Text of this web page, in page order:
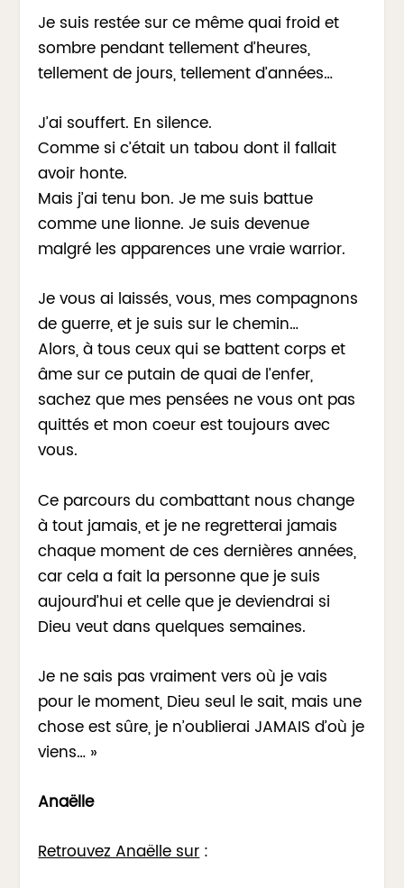
Je suis restée sur ce même quai froid et
sombre pendant tellement d’heures,
tellement de jours, tellement d’années…
J’ai souffert. En silence.
Comme si c’était un tabou dont il fallait
avoir honte.
Mais j’ai tenu bon. Je me suis battue
comme une lionne. Je suis devenue
malgré les apparences une vraie warrior.
Je vous ai laissés, vous, mes compagnons
de guerre, et je suis sur le chemin…
Alors, à tous ceux qui se battent corps et
âme sur ce putain de quai de l’enfer,
sachez que mes pensées ne vous ont pas
quittés et mon coeur est toujours avec
vous.
Ce parcours du combattant nous change
à tout jamais, et je ne regretterai jamais
chaque moment de ces dernières années,
car cela a fait la personne que je suis
aujourd’hui et celle que je deviendrai si
Dieu veut dans quelques semaines.
Je ne sais pas vraiment vers où je vais
pour le moment, Dieu seul le sait, mais une
chose est sûre, je n’oublierai JAMAIS d’où je
viens… »
Anaëlle
Retrouvez Anaëlle sur: